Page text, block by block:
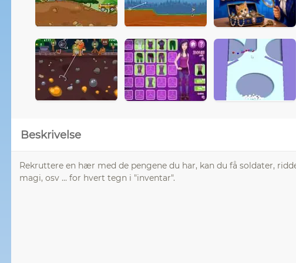
Beskrivelse
Rekruttere en hær med de pengene du har, kan du få soldater,
magi, osv ... for hvert tegn i "inventar".